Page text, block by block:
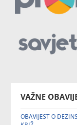
VAŽNE
OBAVIJEST O